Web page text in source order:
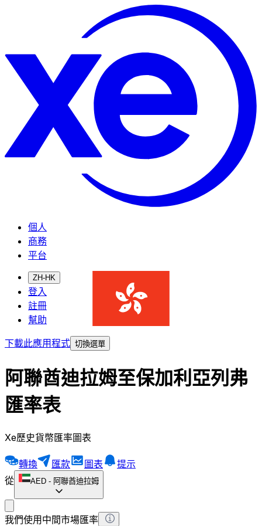
個人
商務
平台
ZH-HK
登入
註冊
幫助
下載此應用程式 切換選單
阿聯酋迪拉姆至保加利亞列弗
匯率表
Xe歷史貨幣匯率圖表
轉換 匯款 圖表
提示
從
AED - 阿聯酋迪拉姆
我們使用中間市場匯率